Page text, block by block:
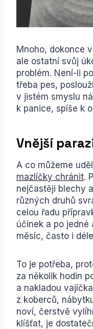
Mnoho, dokonce
ale ostatní svůj
problém. Není-li
třeba pes,
v jistém smyslu
k panice, spíše k
Vnější
A co můžeme
mazlíčky chránit.
nejčastěji blechy
různých druhů
celou řadu
účinek a po jedné
měsíc, často i
To je potřeba,
za několik hodin
a nakladou
z koberců,
noví, čerstvě
klíšťat, je